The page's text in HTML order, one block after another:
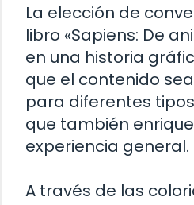
La elección de
libro «Sapiens: De
en una historia
que el contenido
para diferentes
que también
experiencia general.
A través de las